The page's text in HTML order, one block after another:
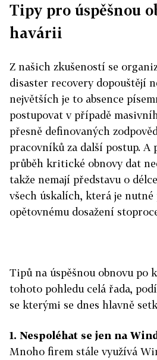
Tipy pro úspěšnou
havárii
Z našich zkušeností se
disaster recovery dopouštějí
největších je to absence
postupovat v případě
přesně definovaných
pracovníků za další postup. A
průběh kritické obnovy dat
takže nemají představu o
všech úskalích, která je
opětovnému dosažení
Tipů na úspěšnou obnovu po
tohoto pohledu celá řada,
se kterými se dnes hlavně
1. Nespoléhat se jen na
Mnoho firem stále využívá